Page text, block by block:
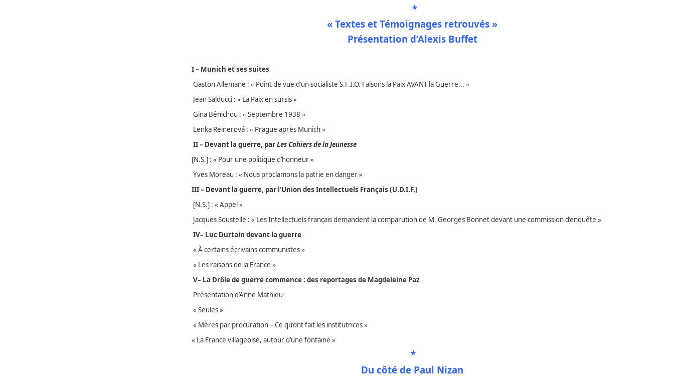
*
« Textes et Témoignages retrouvés »
Présentation d’Alexis Buffet
I – Munich et ses suites
Gaston Allemane : « Point de vue d’un socialiste S.F.I.O. Faisons la Paix AVANT la Guerre... »
Jean Salducci : « La Paix en sursis »
Gina Bénichou : « Septembre 1938 »
Lenka Reinerová : « Prague après Munich »
II – Devant la guerre, parLes Cahiers de la Jeunesse
[N.S.] : « Pour une politique d’honneur »
Yves Moreau : « Nous proclamons la patrie en danger »
III – Devant la guerre, par l’Union des Intellectuels Français (U.D.I.F.)
[N.S.] : « Appel »
Jacques Soustelle : « Les Intellectuels français demandent la comparution de M. Georges Bonnet devant une commission d’enquête »
IV– Luc Durtain devant la guerre
« À certains écrivains communistes »
« Les raisons de la France »
V– La Drôle de guerre commence : des reportages de Magdeleine Paz
Présentation d’Anne Mathieu
« Seules »
« Mères par procuration – Ce qu’ont fait les institutrices »
« La France villageoise, autour d’une fontaine »
*
Du côté de Paul Nizan